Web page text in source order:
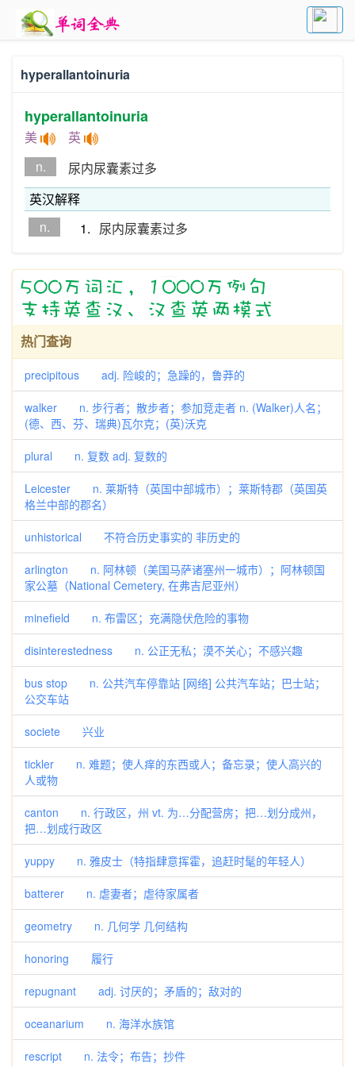
hyperallantoinuria
hyperallantoinuria
美 英
n.
尿内尿囊素过多
英汉解释
n.
1. 尿内尿囊素过多
热门查询
precipitous adj. 险峻的；急躁的，鲁莽的
walker n. 步行者；散步者；参加竞走者 n. (Walker)人名；
(德、西、芬、瑞典)瓦尔克；(英)沃克
plural n. 复数 adj. 复数的
Leicester n. 莱斯特（英国中部城市）；莱斯特郡（英国英
格兰中部的郡名）
unhistorical 不符合历史事实的 非历史的
arlington n. 阿林顿（美国马萨诸塞州一城市）；阿林顿国
家公墓（National Cemetery, 在弗吉尼亚州）
minefield n. 布雷区；充满隐伏危险的事物
disinterestedness n. 公正无私；漠不关心；不感兴趣
bus stop n. 公共汽车停靠站 [网络] 公共汽车站；巴士站；
公交车站
societe 兴业
tickler n. 难题；使人痒的东西或人；备忘录；使人高兴的
人或物
canton n. 行政区，州 vt. 为…分配营房；把…划分成州，
把…划成行政区
yuppy n. 雅皮士（特指肆意挥霍，追赶时髦的年轻人）
batterer n. 虐妻者；虐待家属者
geometry n. 几何学 几何结构
honoring 履行
repugnant adj. 讨厌的；矛盾的；敌对的
oceanarium n. 海洋水族馆
rescript n. 法令；布告；抄件